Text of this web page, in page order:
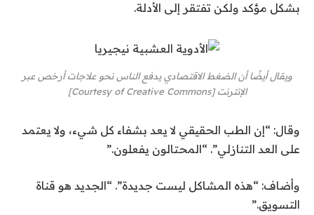
بشكل مؤكد ولكن تفتقر إلى الأدلة.
ويقال أيضًا أن الضغط الاقتصادي يدفع الناس نحو علاجات أرخص عبر
الإنترنت [Courtesy of Creative Commons]
وقال: “إن الطب الحقيقي لا يعد بشفاء كل شيء، ولا يعتمد
على العد التنازلي”. “المحتالون يفعلون.”
وأضاف: “هذه المشاكل ليست جديدة”. “الجديد هو قناة
التسويق.”